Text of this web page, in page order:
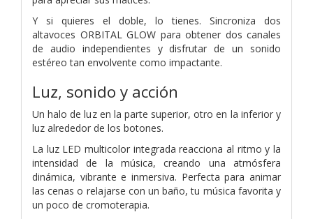
Y si quieres el doble, lo tienes. Sincroniza dos
altavoces ORBITAL GLOW para obtener dos canales
de audio independientes y disfrutar de un sonido
estéreo tan envolvente como impactante.
Luz, sonido y acción
Un halo de luz en la parte superior, otro en la inferior y
luz alrededor de los botones.
La luz LED multicolor integrada reacciona al ritmo y la
intensidad de la música, creando una atmósfera
dinámica, vibrante e inmersiva. Perfecta para animar
las cenas o relajarse con un baño, tu música favorita y
un poco de cromoterapia.